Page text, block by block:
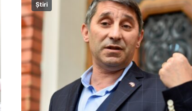
Știri